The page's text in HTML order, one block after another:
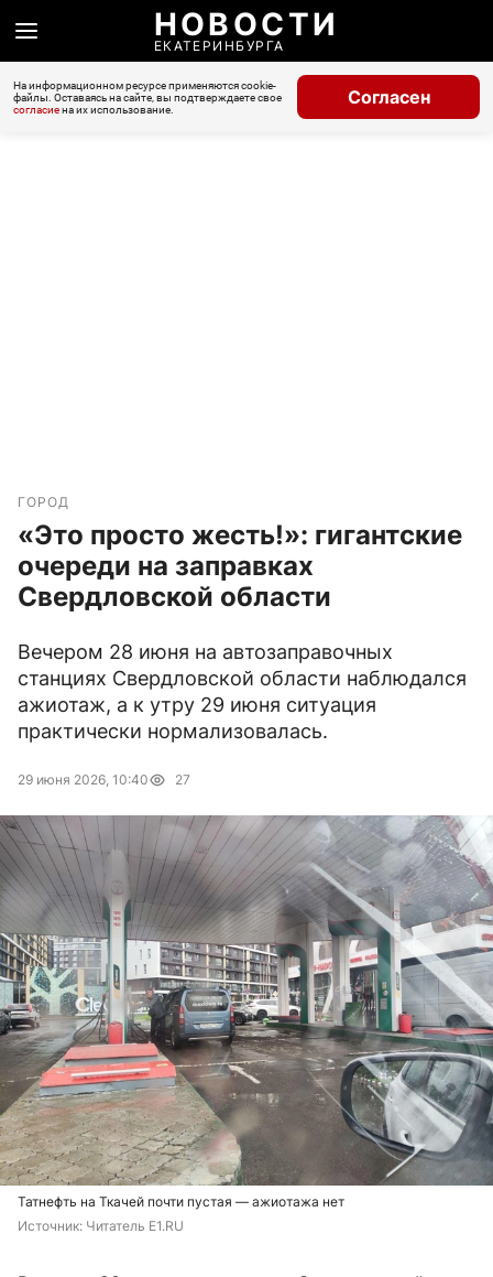
НОВОСТИ
ЕКАТЕРИНБУРГА
На информационном ресурсе применяются cookie-
файлы. Оставаясь на сайте, вы подтверждаете свое
согласиена их использование.
Согласен
ГОРОД
«Это просто жесть!»: гигантские
очереди на заправках
Свердловской области
Вечером 28 июня на автозаправочных
станциях Свердловской области наблюдался
ажиотаж, а к утру 29 июня ситуация
практически нормализовалась.
29 июня 2026, 10:40 27
Татнефть на Ткачей почти пустая — ажиотажа нет
Источник: Читатель E1.RU